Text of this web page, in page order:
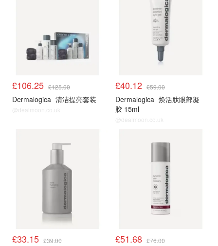
£106.25 £125.00
Dermalogica 清洁提亮套装
@dealmoon.co.uk
£40.12 £59.00
Dermalogica 焕活肽眼部凝
胶 15ml
@dealmoon.co.uk
£33.15 £39.00 £51.68 £76.00